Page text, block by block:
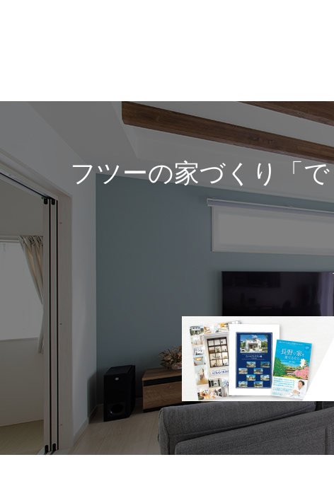
フツーの家づくり「